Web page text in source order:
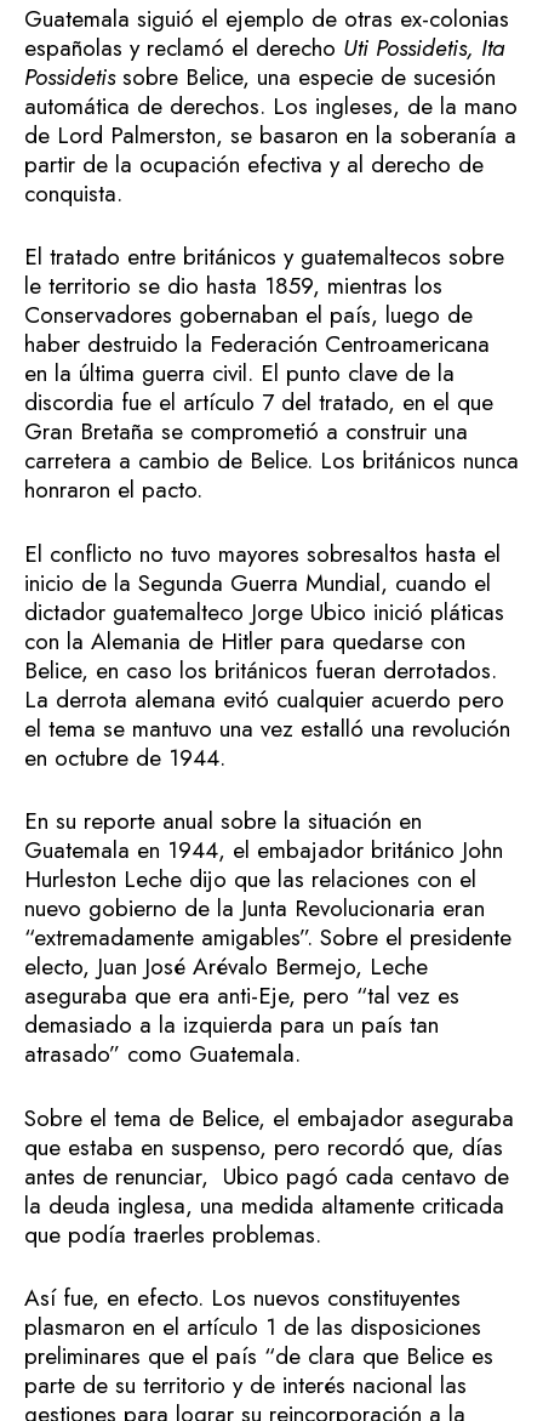
Guatemala siguió el ejemplo de otras ex-colonias
españolas y reclamó el derecho Uti Possidetis, Ita
Possidetissobre Belice, una especie de sucesión
automática de derechos. Los ingleses, de la mano
de Lord Palmerston, se basaron en la soberanía a
partir de la ocupación efectiva y al derecho de
conquista.
El tratado entre británicos y guatemaltecos sobre
le territorio se dio hasta 1859, mientras los
Conservadores gobernaban el país, luego de
haber destruido la Federación Centroamericana
en la última guerra civil. El punto clave de la
discordia fue el artículo 7 del tratado, en el que
Gran Bretaña se comprometió a construir una
carretera a cambio de Belice. Los británicos nunca
honraron el pacto.
El conflicto no tuvo mayores sobresaltos hasta el
inicio de la Segunda Guerra Mundial, cuando el
dictador guatemalteco Jorge Ubico inició pláticas
con la Alemania de Hitler para quedarse con
Belice, en caso los británicos fueran derrotados.
La derrota alemana evitó cualquier acuerdo pero
el tema se mantuvo una vez estalló una revolución
en octubre de 1944.
En su reporte anual sobre la situación en
Guatemala en 1944, el embajador británico John
Hurleston Leche dijo que las relaciones con el
nuevo gobierno de la Junta Revolucionaria eran
“extremadamente amigables”. Sobre el presidente
electo, Juan José Arévalo Bermejo, Leche
aseguraba que era anti-Eje, pero “tal vez es
demasiado a la izquierda para un país tan
atrasado” como Guatemala.
Sobre el tema de Belice, el embajador aseguraba
que estaba en suspenso, pero recordó que, días
antes de renunciar, Ubico pagó cada centavo de
la deuda inglesa, una medida altamente criticada
que podía traerles problemas.
Así fue, en efecto. Los nuevos constituyentes
plasmaron en el artículo 1 de las disposiciones
preliminares que el país “de clara que Belice es
parte de su territorio y de interés nacional las
gestiones para lograr su reincorporación a la